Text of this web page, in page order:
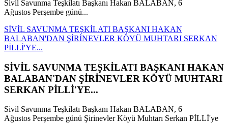
Sivil Savunma Teşkilatı Başkanı Hakan BALABAN, 6
Ağustos Perşembe günü...
SİVİL SAVUNMA TEŞKİLATI BAŞKANI HAKAN
BALABAN'DAN ŞİRİNEVLER KÖYÜ MUHTARI SERKAN
PİLLİ'YE...
SİVİL SAVUNMA TEŞKİLATI BAŞKANI HAKAN
BALABAN'DAN ŞİRİNEVLER KÖYÜ MUHTARI
SERKAN PİLLİ'YE...
Sivil Savunma Teşkilatı Başkanı Hakan BALABAN, 6
Ağustos Perşembe günü Şirinevler Köyü Muhtarı Serkan PİLLİ'ye